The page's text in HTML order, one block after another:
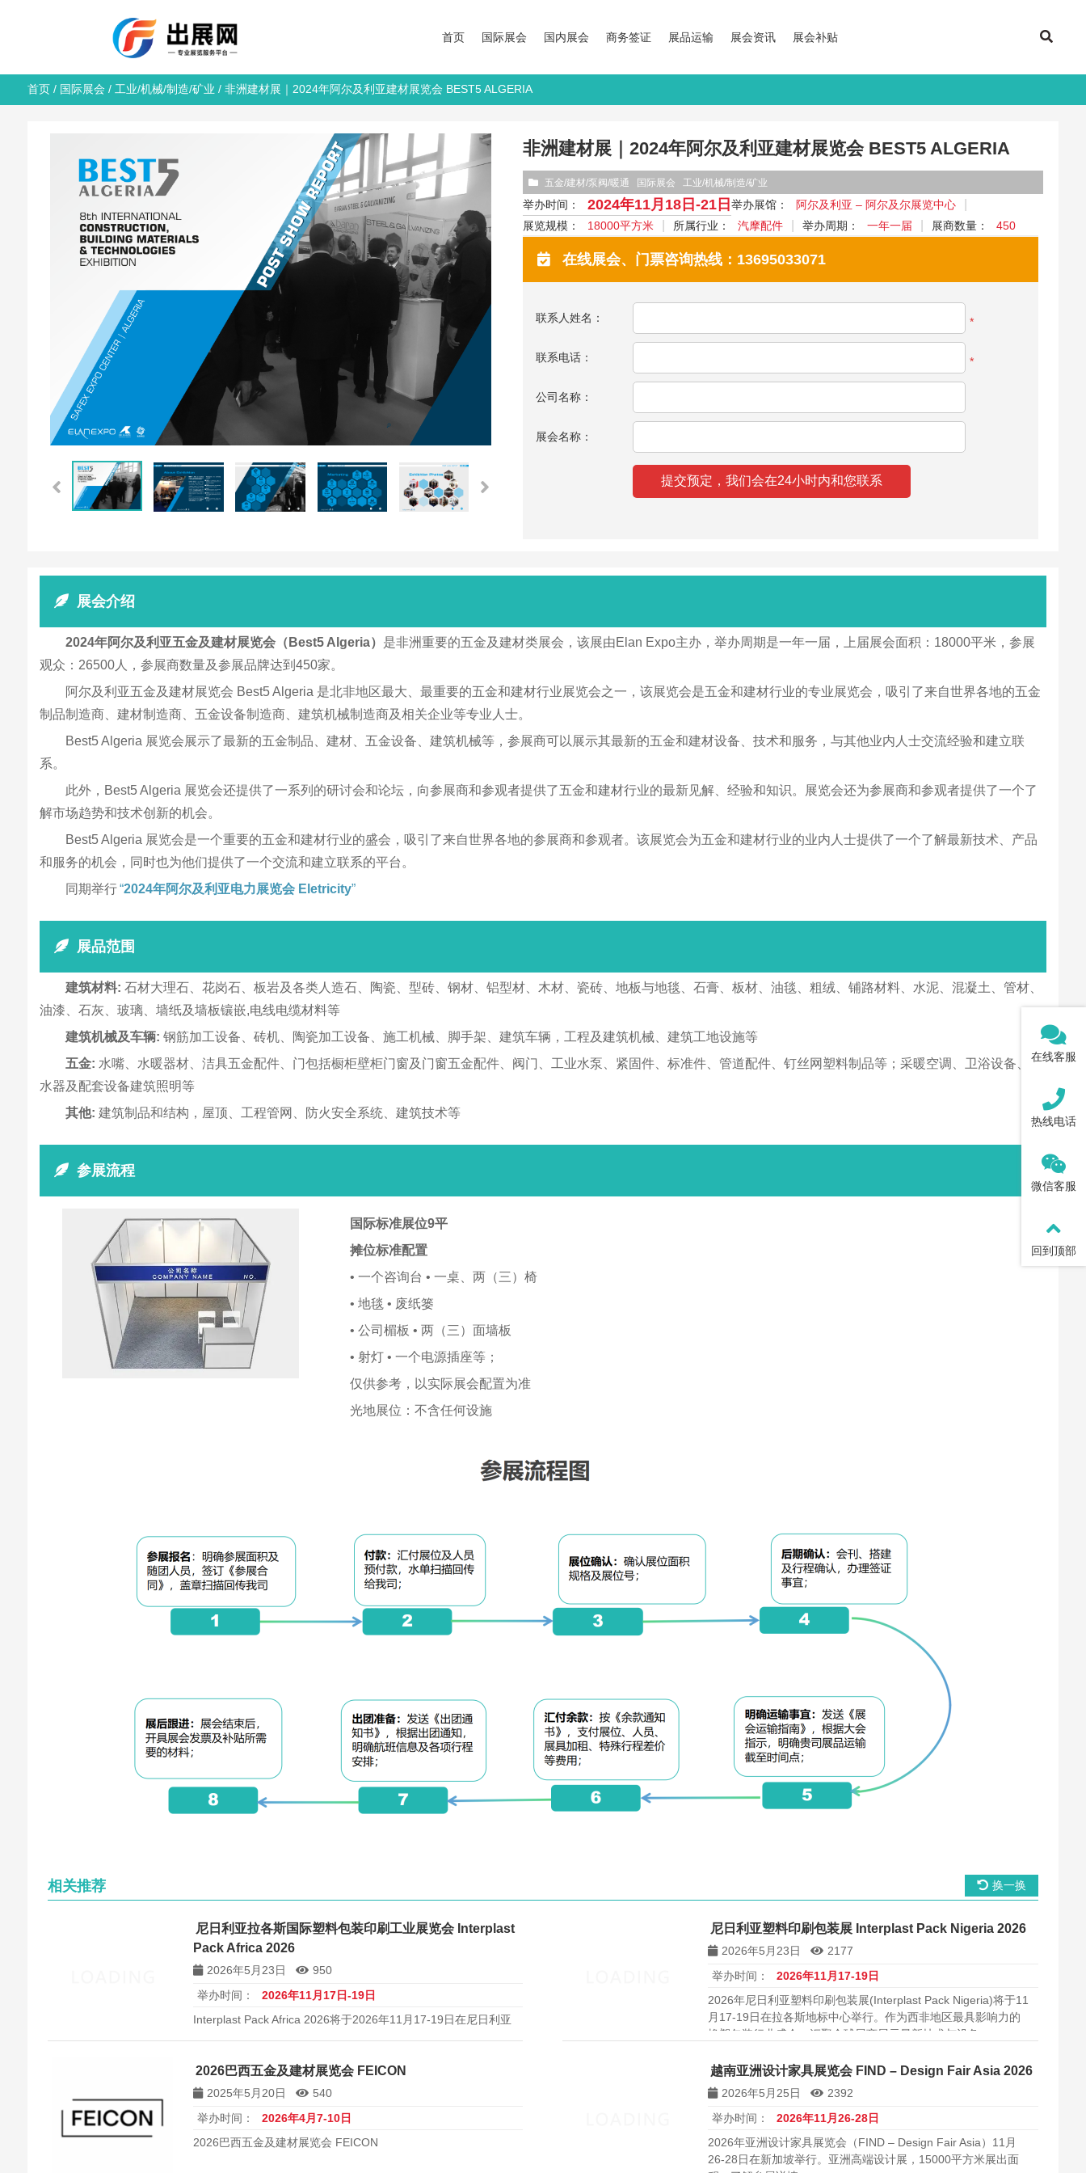
首页 国际展会 国内展会 商务签证 展品运输 展会资讯 展会补贴
首页/ 国际展会 / 工业/机械/制造/矿业 / 非洲建材展｜2024年阿尔及利亚建材展览会 BEST5 ALGERIA
非洲建材展｜2024年阿尔及利亚建材展览会 BEST5 ALGERIA
五金/建材/泵阀/暖通 国际展会 工业/机械/制造/矿业
举办时间： 2024年11月18日-21日举办展馆：
阿尔及利亚 – 阿尔及尔展览中心
展览规模：
18000平方米 所属行业： 汽摩配件 举办周期： 一年一届 展商数量： 450
在线展会、门票咨询热线：13695033071
联系人姓名： *
联系电话： *
公司名称：
展会名称：
展会介绍
2024年阿尔及利亚五金及建材展览会（Best5 Algeria） 是非洲重要的五金及建材类展会，该展由Elan Expo主办，举办周期是一年一届，上届展会面积：18000平米，参展
观众：26500人，参展商数量及参展品牌达到450家。
阿尔及利亚五金及建材展览会 Best5 Algeria 是北非地区最大、最重要的五金和建材行业展览会之一，该展览会是五金和建材行业的专业展览会，吸引了来自世界各地的五金
制品制造商、建材制造商、五金设备制造商、建筑机械制造商及相关企业等专业人士。
Best5 Algeria 展览会展示了最新的五金制品、建材、五金设备、建筑机械等，参展商可以展示其最新的五金和建材设备、技术和服务，与其他业内人士交流经验和建立联
系。
此外，Best5 Algeria 展览会还提供了一系列的研讨会和论坛，向参展商和参观者提供了五金和建材行业的最新见解、经验和知识。展览会还为参展商和参观者提供了一个了
解市场趋势和技术创新的机会。
Best5 Algeria 展览会是一个重要的五金和建材行业的盛会，吸引了来自世界各地的参展商和参观者。该展览会为五金和建材行业的业内人士提供了一个了解最新技术、产品
和服务的机会，同时也为他们提供了一个交流和建立联系的平台。
同期举行 “2024年阿尔及利亚电力展览会 Eletricity”
展品范围
建筑材料: 石材大理石、花岗石、板岩及各类人造石、陶瓷、型砖、钢材、铝型材、木材、瓷砖、地板与地毯、石膏、板材、油毯、粗绒、铺路材料、水泥、混凝土、管材、
油漆、石灰、玻璃、墙纸及墙板镶嵌,电线电缆材料等
建筑机械及车辆: 钢筋加工设备、砖机、陶瓷加工设备、施工机械、脚手架、建筑车辆，工程及建筑机械、建筑工地设施等
五金: 水嘴、水暖器材、洁具五金配件、门包括橱柜壁柜门窗及门窗五金配件、阀门、工业水泵、紧固件、标准件、管道配件、钉丝网塑料制品等；采暖空调、卫浴设备、热
水器及配套设备建筑照明等
其他: 建筑制品和结构，屋顶、工程管网、防火安全系统、建筑技术等
参展流程
国际标准展位9平
摊位标准配置
• 一个咨询台 • 一桌、两（三）椅
• 地毯 • 废纸篓
• 公司楣板 • 两（三）面墙板
• 射灯 • 一个电源插座等；
仅供参考，以实际展会配置为准
光地展位：不含任何设施
相关推荐 换一换
尼日利亚拉各斯国际塑料包装印刷工业展览会 Interplast
Pack Africa 2026
2026年5月23日
950
举办时间：
2026年11月17日-19日
Interplast Pack Africa 2026将于2026年11月17-19日在尼日利亚
尼日利亚塑料印刷包装展 Interplast Pack Nigeria 2026
2026年5月23日
2177
举办时间：
2026年11月17-19日
2026年尼日利亚塑料印刷包装展(Interplast Pack Nigeria)将于11
月17-19日在拉各斯地标中心举行。作为西非地区最具影响力的
橡塑包装行业盛会，汇聚全球展商展示最新技术与设备。
2026巴西五金及建材展览会 FEICON
2025年5月20日
540
举办时间：
2026年4月7-10日
2026巴西五金及建材展览会 FEICON
越南亚洲设计家具展览会 FIND – Design Fair Asia 2026
2026年5月25日
2392
举办时间：
2026年11月26-28日
2026年亚洲设计家具展览会（FIND – Design Fair Asia）11月
26-28日在新加坡举行。亚洲高端设计展，15000平方米展出面
在线客服
热线电话
微信客服
回到顶部